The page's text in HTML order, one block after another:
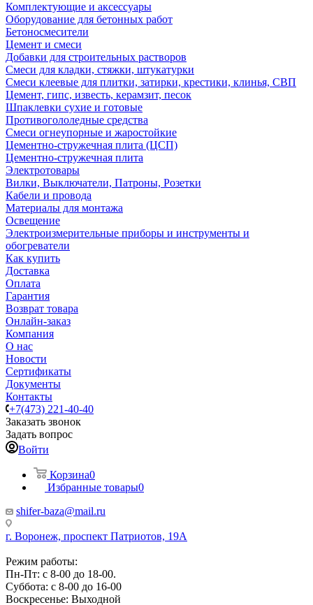
Комплектующие и аксессуары
Оборудование для бетонных работ
Бетоносмесители
Цемент и смеси
Добавки для строительных растворов
Смеси для кладки, стяжки, штукатурки
Смеси клеевые для плитки, затирки, крестики, клинья, СВП
Цемент, гипс, известь, керамзит, песок
Шпаклевки сухие и готовые
Противогололедные средства
Смеси огнеупорные и жаростойкие
Цементно-стружечная плита (ЦСП)
Цементно-стружечная плита
Электротовары
Вилки, Выключатели, Патроны, Розетки
Кабели и провода
Материалы для монтажа
Освещение
Электроизмерительные приборы и инструменты и
обогреватели
Как купить
Доставка
Оплата
Гарантия
Возврат товара
Онлайн-заказ
Компания
О нас
Новости
Сертификаты
Документы
Контакты
+7(473) 221-40-40
Заказать звонок
Задать вопрос
Войти
Корзина0
Избранные товары0
shifer-baza@mail.ru
г. Воронеж, проспект Патриотов, 19А
Режим работы:
Пн-Пт: с 8-00 до 18-00.
Суббота: с 8-00 до 16-00
Воскресенье: Выходной